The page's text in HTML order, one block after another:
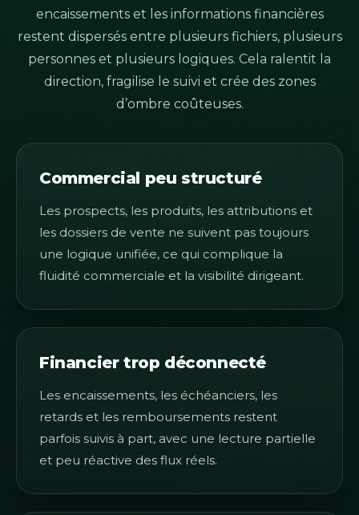
encaissements et les informations financières
restent dispersés entre plusieurs fichiers, plusieurs
personnes et plusieurs logiques. Cela ralentit la
direction, fragilise le suivi et crée des zones
d’ombre coûteuses.
Commercial peu structuré
Les prospects, les produits, les attributions et
les dossiers de vente ne suivent pas toujours
une logique unifiée, ce qui complique la
fluidité commerciale et la visibilité dirigeant.
Financier trop déconnecté
Les encaissements, les échéanciers, les
retards et les remboursements restent
parfois suivis à part, avec une lecture partielle
et peu réactive des flux réels.